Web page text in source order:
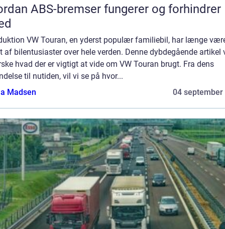
ABS-bremser fungerer og forhindrer
VW Touran, en yderst populær familiebil, har længe
af bilentusiaster over hele verden. Denne dybdegående artikel
hvad der er vigtigt at vide om VW Touran brugt. Fra dens
til nutiden, vil vi se på hvor...
Madsen
04 september